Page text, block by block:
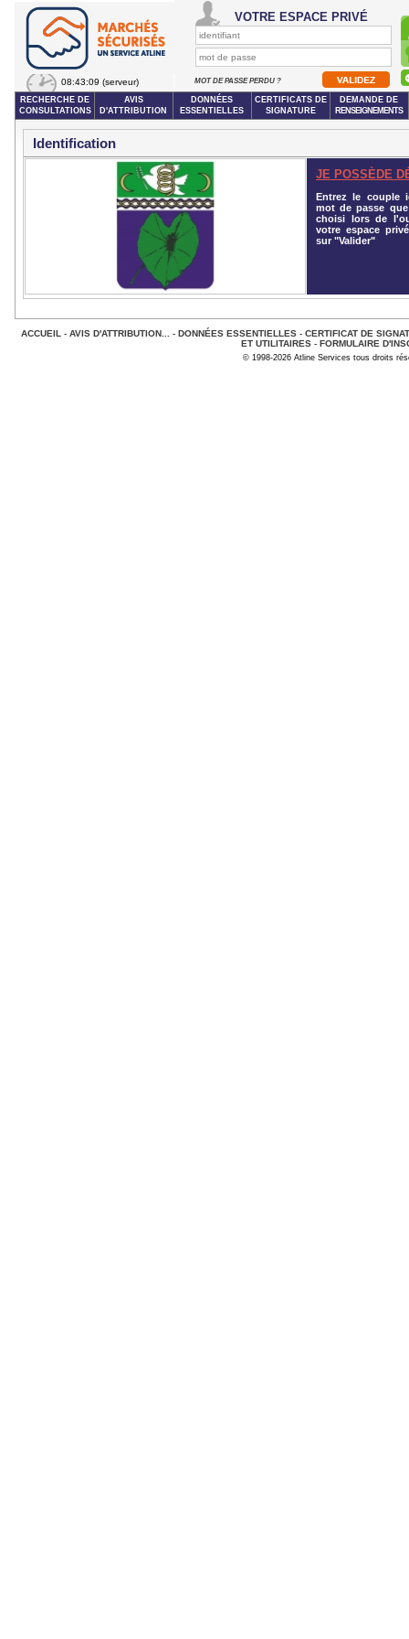
08:43:09 (serveur)
VOTRE ESPACE PRIVÉ
MOT DE PASSE PERDU ?
RECHERCHE DE
CONSULTATIONS
AVIS
D'ATTRIBUTION
DONNÉES
ESSENTIELLES
CERTIFICATS DE
SIGNATURE
DEMANDE DE
RENSEIGNEMENTS
Identification
JE POSSÈDE
Entrez le couple
mot de passe
choisi lors de
votre espace
sur "Valider"
ACCUEIL - AVIS D'ATTRIBUTION... - DONNÉES ESSENTIELLES- CERTIFICAT DE
ET UTILITAIRES - FORMULAIRE
© 1998-2026 Atline Services tous droits